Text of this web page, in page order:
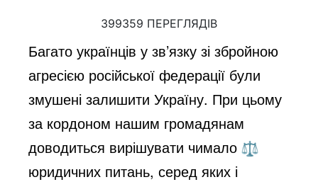
399359 ПЕРЕГЛЯДІВ
Багато українців у зв’язку зі збройною
агресією російської федерації були
змушені залишити Україну. При цьому
за кордоном нашим громадянам
доводиться вирішувати чимало
юридичних питань, серед яких і